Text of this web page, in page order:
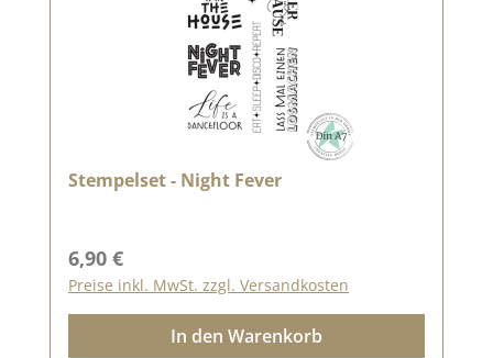
Stempelset - Night Fever
Regulärer Preis:
6,90 €
Preise inkl. MwSt. zzgl. Versandkosten
In den Warenkorb